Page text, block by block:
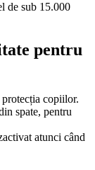
de sub 15.000
pentru
copiilor.
spate, pentru
atunci când